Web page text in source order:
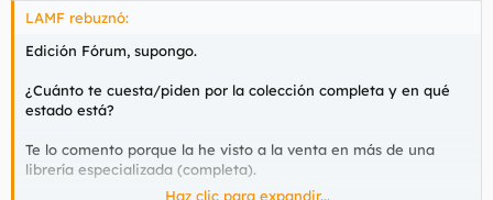
LAMF rebuznó:
Edición Fórum, supongo.
¿Cuánto te cuesta/piden por la colección completa y en qué
estado está?
Te lo comento porque la he visto a la venta en más de una
librería especializada (completa).
Haz clic para expandir...